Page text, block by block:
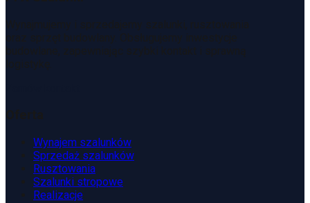
Wynajem szalunków
Sprzedaż szalunków
Rusztowania
Szalunki stropowe
Realizacje